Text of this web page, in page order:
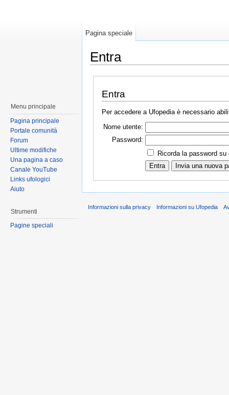
Entra
Entra
Per accedere a Ufopedia è necessario
Nome utente:
Password:
Ricorda la password
Pagina speciale
Menu principale
Pagina principale
Portale comunità
Forum
Ultime modifiche
Una pagina a caso
Canale YouTube
Links ufologici
Aiuto
Strumenti
Pagine speciali
Informazioni sulla privacy Informazioni su Ufopedia